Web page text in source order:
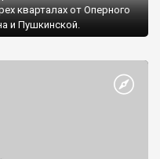
кварталах от Оперного
и Пушкинской.
и акустическим